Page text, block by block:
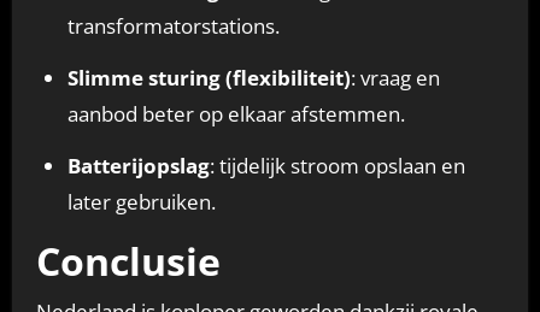
transformatorstations.
Slimme sturing (flexibiliteit): vraag en
aanbod beter op elkaar afstemmen.
Batterijopslag: tijdelijk stroom opslaan en
later gebruiken.
Conclusie